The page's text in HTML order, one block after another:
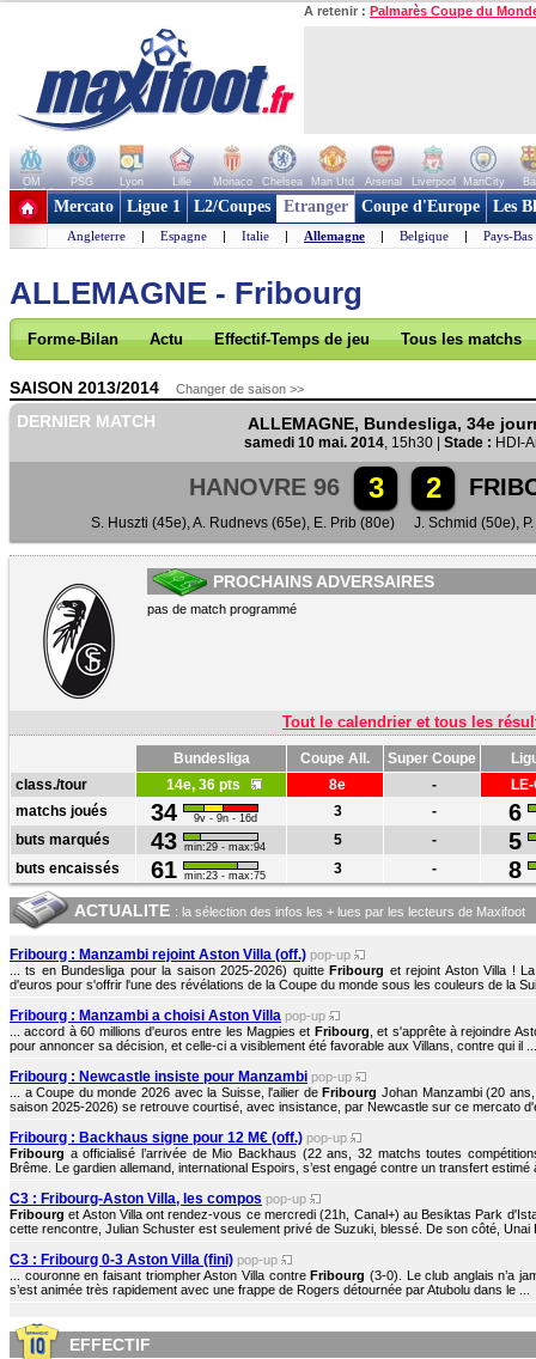
A retenir : Palmarès Coupe du
OM PSG Lyon Lille Monaco Chelsea Man Utd Arsenal Liverpool ManCity
+ de clubs
Mercato Ligue 1 L2/Coupes Etranger Coupe d'Europe Les
Angleterre | Espagne | Italie | Allemagne | Belgique | Pays-Bas
ALLEMAGNE - Fribourg
Forme-Bilan Actu Effectif-Temps de jeu Tous les matchs
SAISON 2013/2014 Changer de saison >>
DERNIER MATCH ALLEMAGNE, Bundesliga, 34e
samedi 10 mai. 2014, 15h30 | Stade : HDI-
HANOVRE 96 3 2
S. Huszti (45e),A. Rudnevs (65e), E. Prib (80e) J. Schmid (50e),
PROCHAINS ADVERSAIRES
pas de match programmé
Tout le calendrier et tous les
Bundesliga Coupe All. Super Coupe
class./tour
14e, 36 pts 8e -
matchs joués
34 9v - 9n - 16d 3 - 6
buts marqués 43 min:29 - max:94 5 - 5
buts encaissés 61 min:23 - max:75 3 - 8
ACTUALITE : la sélection des infos les + lues par les lecteurs de Maxifoot
Fribourg : Manzambi rejoint Aston Villa (off.) pop-up
... ts en Bundesliga pour la saison 2025-2026) quitteFribourg et rejoint Aston Villa !
d'euros pour s'offrir l'une des révélations de la Coupe du monde sous les couleurs de la
Fribourg : Manzambi a choisi Aston Villa pop-up
... accord à 60 millions d'euros entre les Magpies et Fribourg , et s'apprête à rejoindre
pour annoncer sa décision, et celle-ci a visiblement été favorable aux Villans, contre qui il ...
Fribourg : Newcastle insiste pour Manzambi pop-up
... a Coupe du monde 2026 avec la Suisse, l'ailier deFribourg Johan Manzambi (20
saison 2025-2026) se retrouve courtisé, avec insistance, par Newcastle sur ce mercato
Fribourg : Backhaus signe pour 12 M€ (off.) pop-up
Fribourg a officialisé l’arrivée de Mio Backhaus (22 ans, 32 matchs toutes
Brême. Le gardien allemand, international Espoirs, s’est engagé contre un transfert estimé
C3 : Fribourg-Aston Villa, les compos pop-up
Fribourg et Aston Villa ont rendez-vous ce mercredi (21h, Canal+) au Besiktas Park
cette rencontre, Julian Schuster est seulement privé de Suzuki, blessé. De son côté, Unai
C3 : Fribourg 0-3 Aston Villa (fini) pop-up
... couronne en faisant triompher Aston Villa contreFribourg (3-0). Le club anglais n’a
s’est animée très rapidement avec une frappe de Rogers détournée par Atubolu dans le ...
EFFECTIF